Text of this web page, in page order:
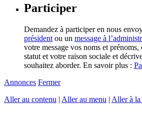
Participer
Demandez à participer en nous
président ou un message à
votre message vos noms et
statut et votre raison sociale et
souhaitez aborder. En savoir plus :
Annonces Fermer
Aller au contenu | Aller au menu | Aller à la